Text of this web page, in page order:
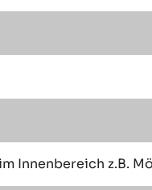
Innenbereich z.B.